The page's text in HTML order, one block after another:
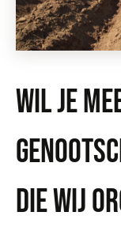
WIL JE
DIE WIJ